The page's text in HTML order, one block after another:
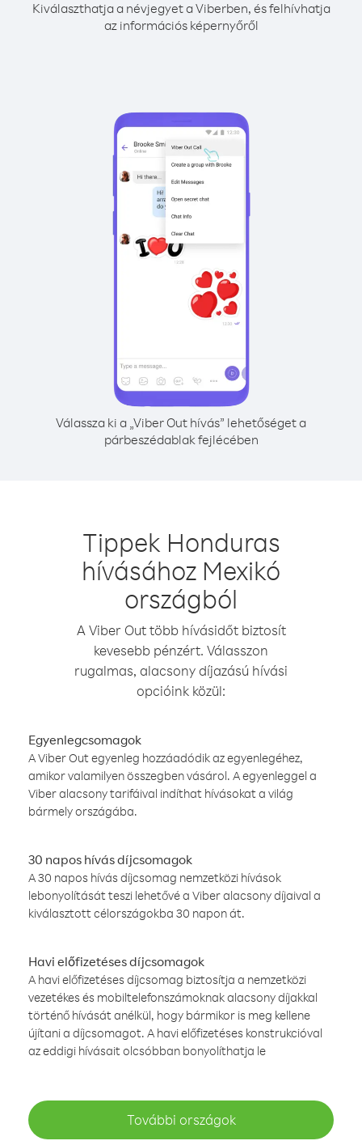
Kiválaszthatja a névjegyet a Viberben, és felhívhatja
az információs képernyőről
Válassza ki a „Viber Out hívás” lehetőséget a
párbeszédablak fejlécében
Tippek Honduras
hívásához Mexikó
országból
A Viber Out több hívásidőt biztosít
kevesebb pénzért. Válasszon
rugalmas, alacsony díjazású hívási
opcióink közül:
Egyenlegcsomagok
A Viber Out egyenleg hozzáadódik az egyenlegéhez,
amikor valamilyen összegben vásárol. A egyenleggel a
Viber alacsony tarifáival indíthat hívásokat a világ
bármely országába.
30 napos hívás díjcsomagok
A 30 napos hívás díjcsomag nemzetközi hívások
lebonyolítását teszi lehetővé a Viber alacsony díjaival a
kiválasztott célországokba 30 napon át.
Havi előfizetéses díjcsomagok
A havi előfizetéses díjcsomag biztosítja a nemzetközi
vezetékes és mobiltelefonszámoknak alacsony díjakkal
történő hívását anélkül, hogy bármikor is meg kellene
újítani a díjcsomagot. A havi előfizetéses konstrukcióval
az eddigi hívásait olcsóbban bonyolíthatja le
További országok